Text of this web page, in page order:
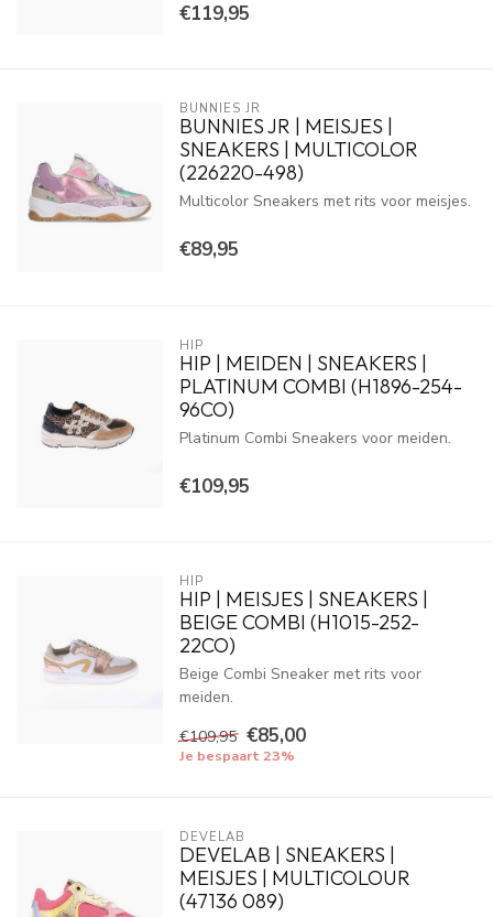
€119,95
BUNNIES JR
BUNNIES JR | MEISJES |
SNEAKERS | MULTICOLOR
(226220-498)
Multicolor Sneakers met rits voor meisjes.
€89,95
HIP
HIP | MEIDEN | SNEAKERS |
PLATINUM COMBI (H1896-254-
96CO)
Platinum Combi Sneakers voor meiden.
€109,95
HIP
HIP | MEISJES | SNEAKERS |
BEIGE COMBI (H1015-252-
22CO)
Beige Combi Sneaker met rits voor
meiden.
€109,95 €85,00
Je bespaart 23%
DEVELAB
DEVELAB | SNEAKERS |
MEISJES | MULTICOLOUR
(47136 089)